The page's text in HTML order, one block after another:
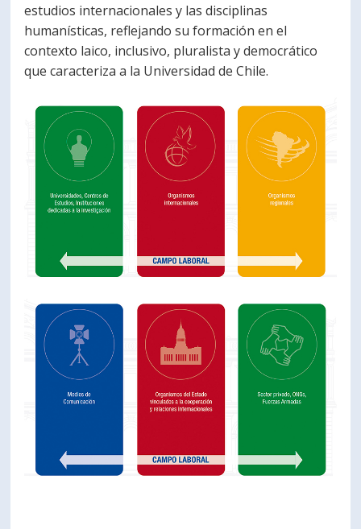
estudios internacionales y las disciplinas
humanísticas, reflejando su formación en el
contexto laico, inclusivo, pluralista y democrático
que caracteriza a la Universidad de Chile.